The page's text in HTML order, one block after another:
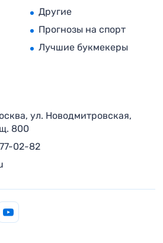
Другие
Прогнозы на спорт
Лучшие букмекеры
ул. Новодмитровская,
800
02-82